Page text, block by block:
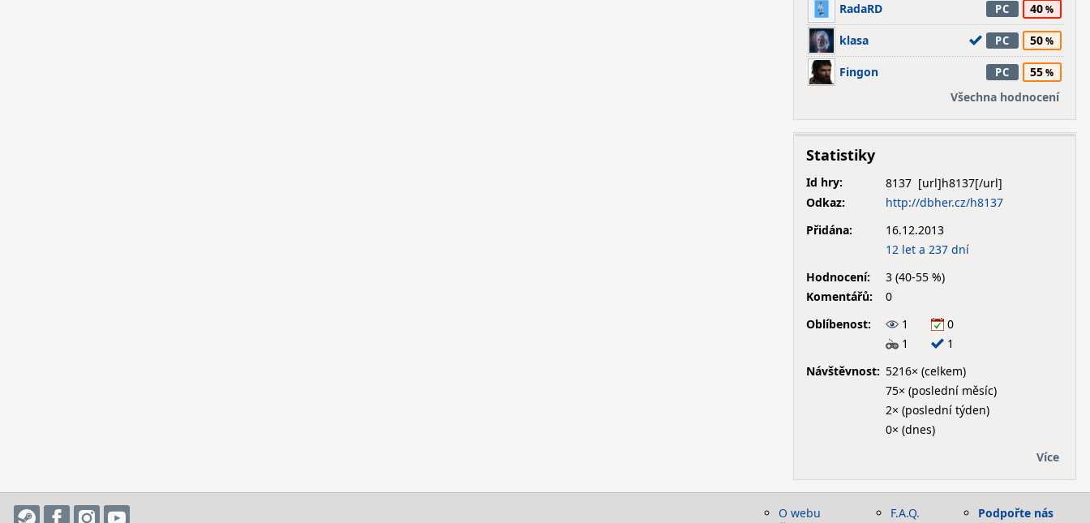
RadaRD PC 40
klasa PC 50
Fingon PC
55
Všechna hodnocení
Statistiky
Id hry:
8137
Odkaz:
http://dbher.cz/h8137
Přidána:
16.12.2013
12 let a 237 dní
Hodnocení:
3 (40-55 %)
Komentářů:
0
Oblíbenost:
1
0
1
1
Návštěvnost: 5216× (celkem)
75× (poslední měsíc)
2× (poslední týden)
0× (dnes)
Více
O webu
F.A.Q.
Podpořte nás